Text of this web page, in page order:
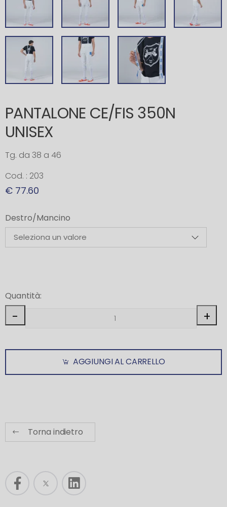
PANTALONE CE/FIS 350N
UNISEX
Tg. da 38 a 46
Cod. : 203
€ 77.60
Destro/Mancino
Quantità:
- +
AGGIUNGI AL CARRELLO
Torna indietro